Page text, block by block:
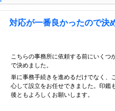
対応が一番良かったので決
こちらの事務所に依頼する前にいくつ
で決めました。
単に事務手続きを進めるだけでなく、
心して設立をお任せできました。印鑑
後ともよろしくお願いします。